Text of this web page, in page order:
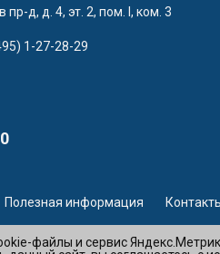
д, д. 4, эт. 2, пом. I, ком. 3
1-27-28-29
Полезная информация
файлы и сервис